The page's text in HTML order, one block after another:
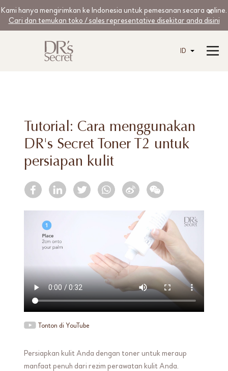
Kami hanya mengirimkan ke Indonesia untuk pemesanan secara online.
Cari dan temukan toko / sales representative disekitar anda disini
ID
Tutorial: Cara menggunakan
DR's Secret Toner T2 untuk
persiapan kulit
Tonton di YouTube
Persiapkan kulit Anda dengan toner untuk meraup
manfaat penuh dari rezim perawatan kulit Anda.